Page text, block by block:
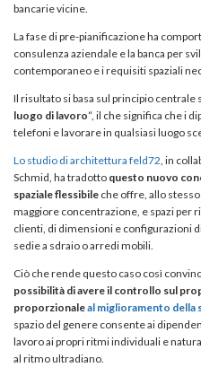
bancarie vicine.
La fase di pre-pianificazione ha
consulenza aziendale e la banca per
contemporaneo e i requisiti spaziali
Il risultato si basa sul principio centrale
luogo di lavoro“, il che significa che i
telefoni e lavorare in qualsiasi luogo
Lo studio di architettura feld72, in
Schmid, ha tradotto questo nuovo
spaziale flessibile che offre, allo
maggiore concentrazione, e spazi per
clienti, di dimensioni e configurazioni
sedie a sdraio o arredi mobili.
Ciò che rende questo caso così
possibilità di avere il controllo sul
proporzionaleal miglioramento della
spazio del genere consente ai
lavoro ai propri ritmi individuali e
al ritmo ultradiano.